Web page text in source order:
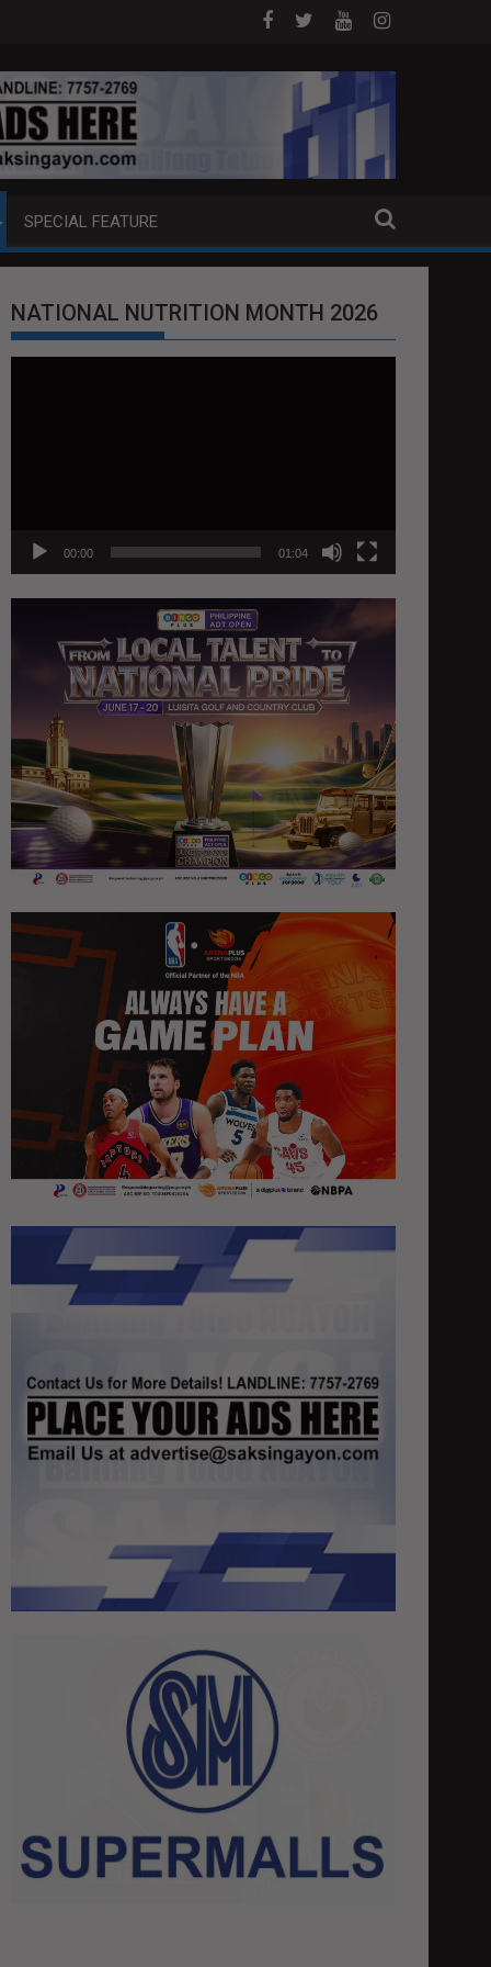
ANG EXTRADITION REQUEST NG U.S. LABAN KAY QUIBOLOY
MAHIGIT P21-M HALAGANG SMUGGLED
SPECIAL FEATURE
NATIONAL NUTRITION MONTH 2026
00:00 01:04